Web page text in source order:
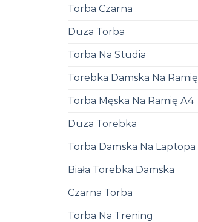
Torba Czarna
Duza Torba
Torba Na Studia
Torebka Damska Na Ramię
Torba Męska Na Ramię A4
Duza Torebka
Torba Damska Na Laptopa
Biała Torebka Damska
Czarna Torba
Torba Na Trening